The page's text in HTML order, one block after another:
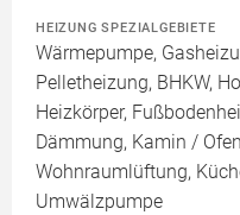
HEIZUNG SPEZIALGEBIETE
Wärmepumpe,
Pelletheizung, BHKW,
Heizkörper,
Dämmung, Kamin /
Wohnraumlüftung,
Umwälzpumpe